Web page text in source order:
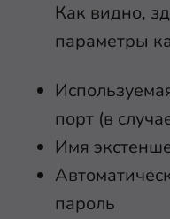
Как видно,
параметры
порт (в
Имя
пароль